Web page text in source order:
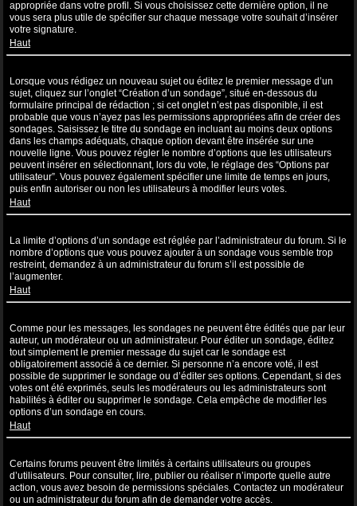
appropriée dans votre profil. Si vous choisissez cette dernière option, il ne
vous sera plus utile de spécifier sur chaque message votre souhait d’insérer
votre signature.
Haut
Lorsque vous rédigez un nouveau sujet ou éditez le premier message d’un
sujet, cliquez sur l’onglet “Création d’un sondage”, situé en-dessous du
formulaire principal de rédaction ; si cet onglet n’est pas disponible, il est
probable que vous n’ayez pas les permissions appropriées afin de créer des
sondages. Saisissez le titre du sondage en incluant au moins deux options
dans les champs adéquats, chaque option devant être insérée sur une
nouvelle ligne. Vous pouvez régler le nombre d’options que les utilisateurs
peuvent insérer en sélectionnant, lors du vote, le réglage des “Options par
utilisateur”. Vous pouvez également spécifier une limite de temps en jours,
puis enfin autoriser ou non les utilisateurs à modifier leurs votes.
Haut
La limite d’options d’un sondage est réglée par l’administrateur du forum. Si le
nombre d’options que vous pouvez ajouter à un sondage vous semble trop
restreint, demandez à un administrateur du forum s’il est possible de
l’augmenter.
Haut
Comme pour les messages, les sondages ne peuvent être édités que par leur
auteur, un modérateur ou un administrateur. Pour éditer un sondage, éditez
tout simplement le premier message du sujet car le sondage est
obligatoirement associé à ce dernier. Si personne n’a encore voté, il est
possible de supprimer le sondage ou d’éditer ses options. Cependant, si des
votes ont été exprimés, seuls les modérateurs ou les administrateurs sont
habilités à éditer ou supprimer le sondage. Cela empêche de modifier les
options d’un sondage en cours.
Haut
Certains forums peuvent être limités à certains utilisateurs ou groupes
d’utilisateurs. Pour consulter, lire, publier ou réaliser n’importe quelle autre
action, vous avez besoin de permissions spéciales. Contactez un modérateur
ou un administrateur du forum afin de demander votre accès.